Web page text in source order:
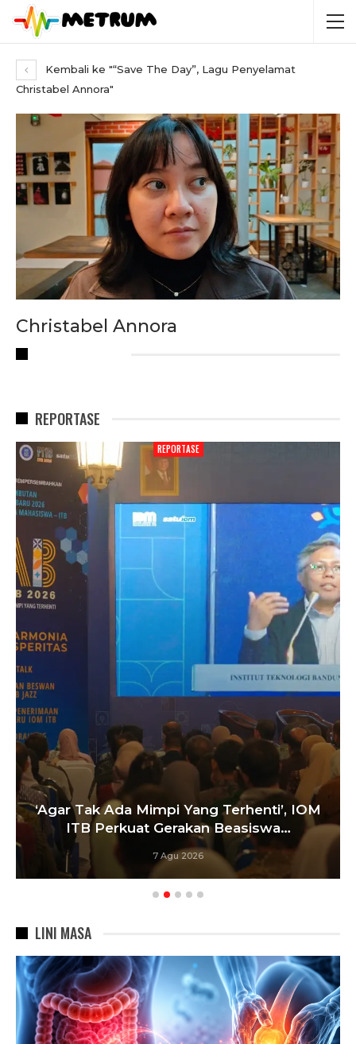
Kembali ke "“Save The Day”, Lagu Penyelamat
Christabel Annora"
Christabel Annora
REPORTASE
REPORTASE
‘Agar Tak Ada Mimpi Yang Terhenti’, IOM
ITB Perkuat Gerakan Beasiswa…
7 Agu 2026
LINI MASA